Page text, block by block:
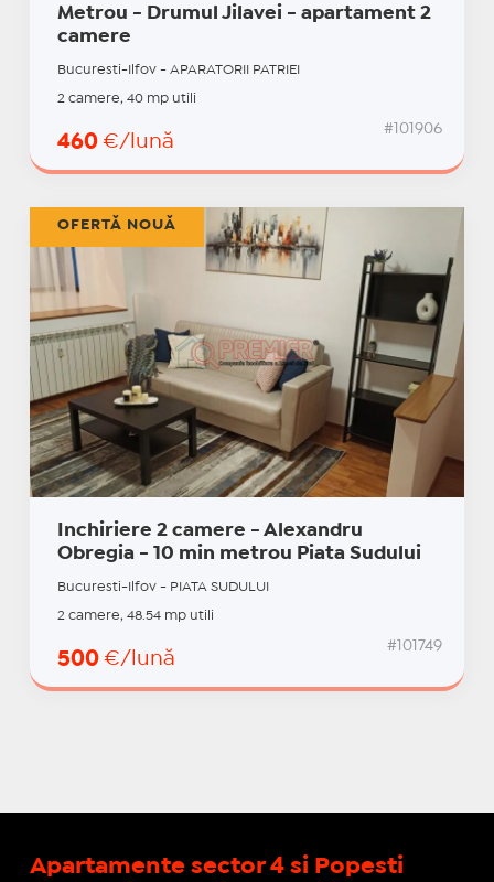
Metrou - Drumul Jilavei - apartament 2
camere
Bucuresti-Ilfov - APARATORII PATRIEI
2 camere, 40 mp utili
460 €/lună
#101906
Inchiriere 2 camere - Alexandru
Obregia - 10 min metrou Piata Sudului
Bucuresti-Ilfov - PIATA SUDULUI
2 camere, 48.54 mp utili
500 €/lună
#101749
OFERTĂ NOUĂ
Apartamente sector 4 si Popesti